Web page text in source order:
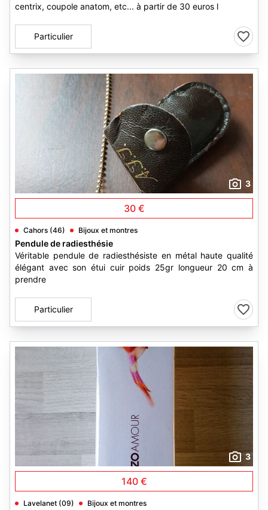
centrix, coupole anatom, etc... à partir de 30 euros l
Particulier
3
30 €
Cahors (46) Bijoux et montres
Pendule de radiesthésie
Véritable pendule de radiesthésiste en métal haute qualité
élégant avec son étui cuir poids 25gr longueur 20 cm à
prendre
Particulier
3
140 €
Lavelanet (09) Bijoux et montres